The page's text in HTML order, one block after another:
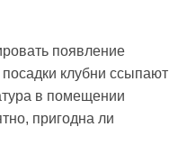
появление
клубни ссыпают
в помещении
пригодна ли